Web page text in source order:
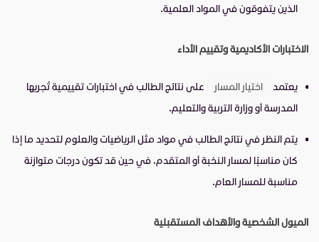
الذين يتفوقون في المواد العلمية.
الاختبارات الأكاديمية وتقييم الأداء
يعتمد اختيار المسار
على نتائج الطالب في اختبارات تقييمية تُجريها
المدرسة أو وزارة التربية والتعليم.
يتم النظر في نتائج الطالب في مواد مثل الرياضيات والعلوم لتحديد ما إذا
كان مناسبًا لمسار النخبة أو المتقدم، في حين قد تكون درجات متوازنة
مناسبة للمسار العام.
الميول الشخصية والأهداف المستقبلية